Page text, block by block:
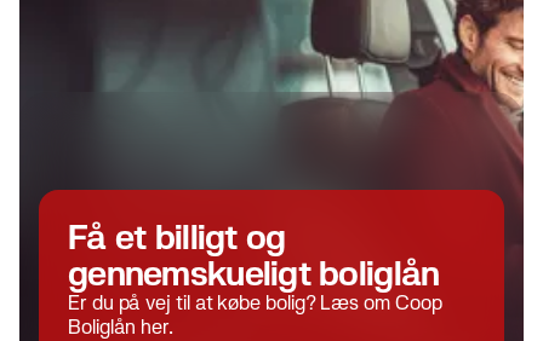
Få et billigt og
gennemskueligt boliglån
Er du på vej til at købe bolig? Læs om Coop
Boliglån her.